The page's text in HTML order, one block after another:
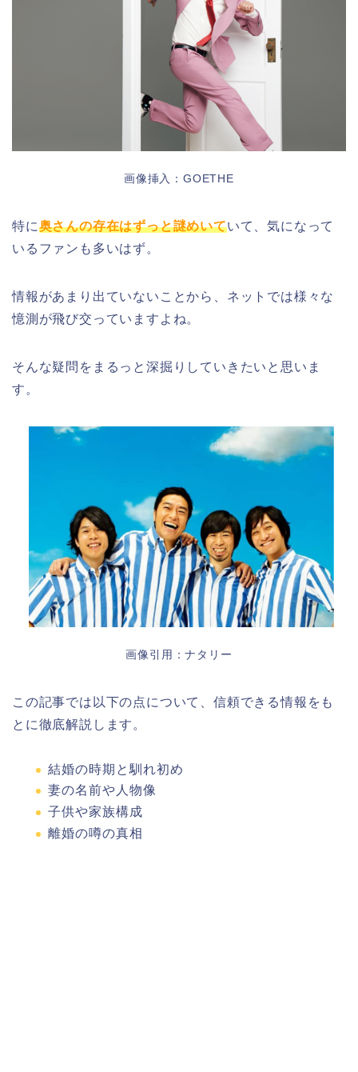
画像挿入：GOETHE
特に奥さんの存在はずっと謎めいていて、気になって
いるファンも多いはず。
情報があまり出ていないことから、ネットでは様々な
憶測が飛び交っていますよね。
そんな疑問をまるっと深掘りしていきたいと思いま
す。
画像引用：ナタリー
この記事では以下の点について、信頼できる情報をも
とに徹底解説します。
結婚の時期と馴れ初め
妻の名前や人物像
子供や家族構成
離婚の噂の真相